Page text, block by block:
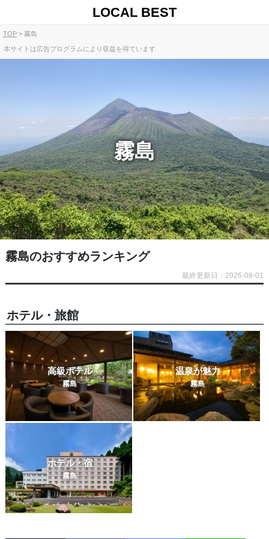
LOCAL BEST
TOP 霧島
本サイトは広告プログラムにより収益を得ています
霧島
霧島のおすすめランキング
最終更新日：2026-08-01
ホテル・旅館
高級ホテル
霧島
温泉が魅力
霧島
ホテル・宿
霧島